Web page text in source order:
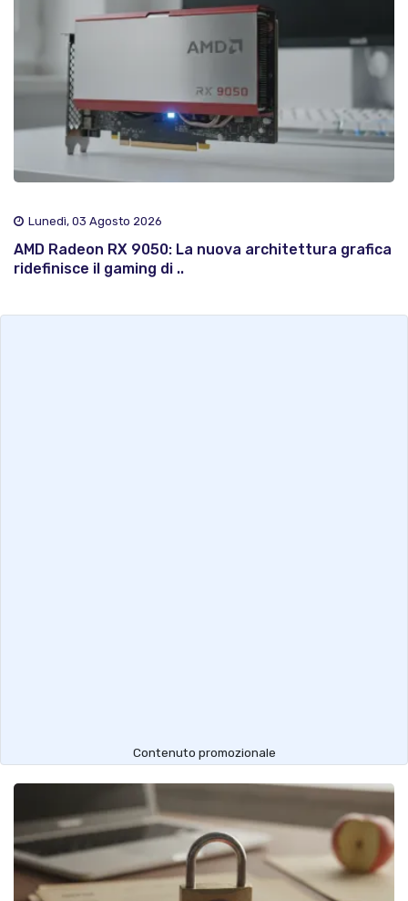
Lunedì, 03 Agosto 2026
AMD Radeon RX 9050: La nuova architettura grafica
ridefinisce il gaming di ..
Contenuto promozionale